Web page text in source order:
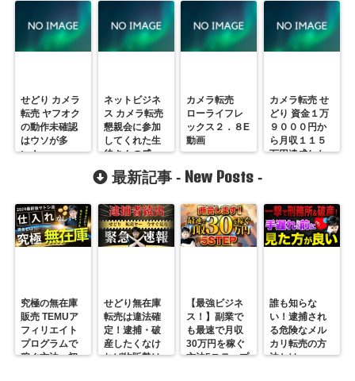
せどり カメラ
転売 ヤフオク
の動作未確認
はウソが多
い！
ネットビジネ
ス カメラ転売
懇親会に参加
してくれた生
徒さんの感
想！
カメラ転売
ローライフレ
ックス２．８E
動画
カメラ転売 せ
どり 資金１万
９０００円か
ら月収１１５
万円達成した
最新記事 - New Posts -
究極の無在庫
販売 TEMUア
フィリエイト
プログラムで
稼ぐ方法 初
せどり無在庫
転売は違法確
定！逮捕・破
産したくなけ
れば物販勢は
【最強ビジネ
ス！】副業で
も最速で月収
30万円を稼ぐ
方法5ステップ
誰も知らな
い！逮捕され
る危険なメル
カリ転売の方
法とは